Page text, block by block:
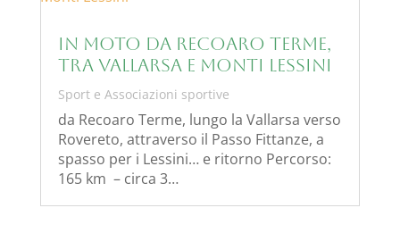
In moto da Recoaro Terme,
tra Vallarsa e Monti Lessini
Sport e Associazioni sportive
da Recoaro Terme, lungo la Vallarsa verso
Rovereto, attraverso il Passo Fittanze, a
spasso per i Lessini… e ritorno Percorso:
165 km – circa 3…